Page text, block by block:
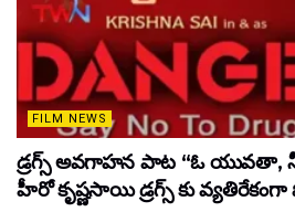
FILM NEWS
డ్రగ్స్ అవగాహన పాట “ఓ యువతా, నీ
హీరో కృష్ణసాయి డ్రగ్స్ కు